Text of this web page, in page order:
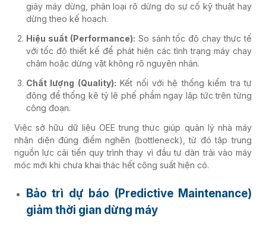
giây máy dừng, phân loại rõ dừng do sự cố kỹ thuật hay
dừng theo kế hoạch.
Hiệu suất (Performance): So sánh tốc độ chạy thực tế
với tốc độ thiết kế để phát hiện các tình trạng máy chạy
chậm hoặc dừng vặt không rõ nguyên nhân.
Chất lượng (Quality): Kết nối với hệ thống kiểm tra tự
động để thống kê tỷ lệ phế phẩm ngay lập tức trên từng
công đoạn.
Việc sở hữu dữ liệu OEE trung thực giúp quản lý nhà máy
nhận diện đúng điểm nghẽn (bottleneck), từ đó tập trung
nguồn lực cải tiến quy trình thay vì đầu tư dàn trải vào máy
móc mới khi chưa khai thác hết công suất hiện có.
Bảo trì dự báo (Predictive Maintenance)
giảm thời gian dừng máy